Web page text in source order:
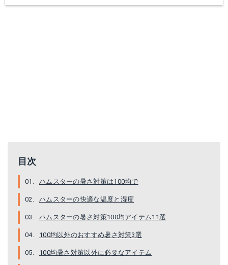
目次
ハムスターの暑さ対策は100均で
ハムスターの快適な温度と湿度
ハムスターの暑さ対策100均アイテム11選
100均以外のおすすめ暑さ対策3選
100均暑さ対策以外に必要なアイテム